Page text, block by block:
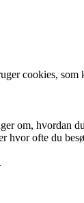
cookies,
om, hvordan
hvor ofte du